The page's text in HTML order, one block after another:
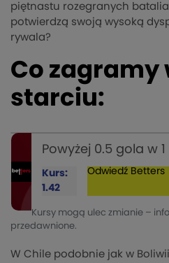
piętnastu rozegranych
potwierdzą swoją wysoką
rywala?
Co zagramy
starciu:
Powyżej 0.5 gola w
Kurs:
1.42
Odwiedź Betters
Kursy mogą ulec zmianie –
przedawnione.
W Chile podobnie jak w